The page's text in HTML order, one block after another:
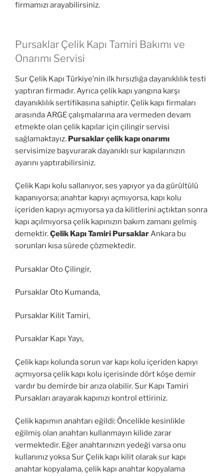
firmamızı arayabilirsiniz.
Pursaklar Çelik Kapı Tamiri Bakımı ve
Onarımı Servisi
Sur Çelik Kapı Türkiye’nin ilk hırsızlığa dayanıklılık testi
yaptıran firmadır. Ayrıca çelik kapı yangına karşı
dayanıklılık sertifikasına sahiptir. Çelik kapı firmaları
arasında ARGE çalışmalarına ara vermeden devam
etmekte olan çelik kapılar için çilingir servisi
sağlamaktayız. Pursaklar çelik kapı onarımı
servisimize başvurarak dayanıklı sur kapılarınızın
ayarını yaptırabilirsiniz.
Çelik Kapı kolu sallanıyor, ses yapıyor ya da gürültülü
kapanıyorsa; anahtar kapıyı açmıyorsa, kapı kolu
içeriden kapıyı açmıyorsa ya da kilitlerini açtıktan sonra
kapı açılmıyorsa çelik kapınızın bakım zamanı gelmiş
demektir.Çelik Kapı Tamiri PursaklarAnkara bu
sorunları kısa sürede çözmektedir.
Pursaklar Oto Çilingir,
Pursaklar Oto Kumanda,
Pursaklar Kilit Tamiri,
Pursaklar Kapı Yayı,
Çelik kapı kolunda sorun var kapı kolu içeriden kapıyı
açmıyorsa çelik kapı kolu içerisinde dört köşe demir
vardır bu demirde bir arıza olabilir. Sur Kapı Tamiri
Pursakları arayarak kapınızı kontrol ettiriniz.
Çelik kapımın anahtarı eğildi: Öncelikle kesinlikle
eğilmiş olan anahtarı kullanmayın kilide zarar
vermektedir. Eğer anahtarınızın yedeği varsa onu
kullanınız yoksa Sur Çelik kapı kilit olarak sur kapı
anahtar kopyalama, çelik kapı anahtar kopyalama